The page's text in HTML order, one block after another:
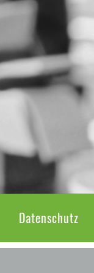
Datenschutz